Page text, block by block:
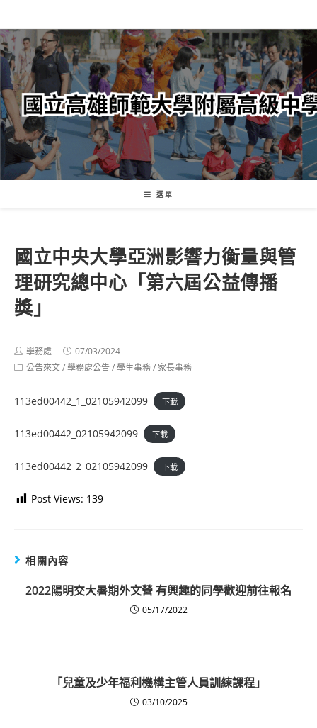
轉
至
主
內
容
選單
國立中央大學亞洲影響力衡量與管
理研究總中心「第六屆公益傳播
獎」
Post
author:
學務處
Post
published:
07/03/2024
Post公告來文/學務處公告/學生事務/ 家長事務
113ed00442_1_02105942099 下載
113ed00442_02105942099 下載
113ed00442_2_02105942099 下載
Post Views: 139
相關內容
2022陽明交大暑期外文營 有興趣的同學歡迎前往報名
05/17/2022
「兒童及少年福利機構主管人員訓練課程」
03/10/2025